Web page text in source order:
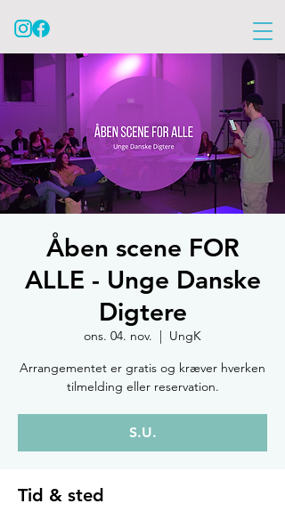
Åben scene FOR
ALLE - Unge Danske
Digtere
ons. 04. nov.
  |
UngK
Arrangementet er gratis og kræver hverken
tilmelding eller reservation.
S.U.
Tid & sted